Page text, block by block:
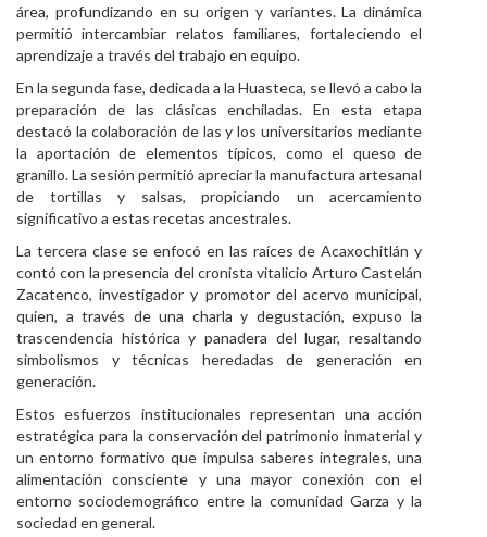
área, profundizando en su origen y variantes. La dinámica
permitió intercambiar relatos familiares, fortaleciendo el
aprendizaje a través del trabajo en equipo.
En la segunda fase, dedicada a la Huasteca, se llevó a cabo la
preparación de las clásicas enchiladas. En esta etapa
destacó la colaboración de las y los universitarios mediante
la aportación de elementos típicos, como el queso de
granillo. La sesión permitió apreciar la manufactura artesanal
de tortillas y salsas, propiciando un acercamiento
significativo a estas recetas ancestrales.
La tercera clase se enfocó en las raíces de Acaxochitlán y
contó con la presencia del cronista vitalicio Arturo Castelán
Zacatenco, investigador y promotor del acervo municipal,
quien, a través de una charla y degustación, expuso la
trascendencia histórica y panadera del lugar, resaltando
simbolismos y técnicas heredadas de generación en
generación.
Estos esfuerzos institucionales representan una acción
estratégica para la conservación del patrimonio inmaterial y
un entorno formativo que impulsa saberes integrales, una
alimentación consciente y una mayor conexión con el
entorno sociodemográfico entre la comunidad Garza y la
sociedad en general.